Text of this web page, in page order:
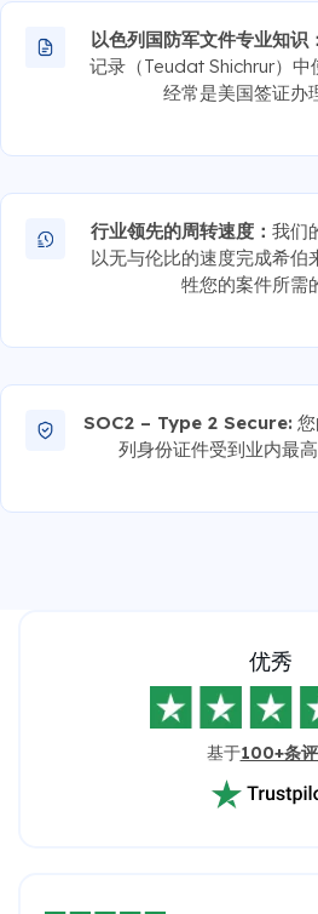
以色列国防军文件专业知识
记录（Teudat Shichrur）中
经常是美国签证办
行业领先的周转速度：我们
以无与伦比的速度完成希伯
牲您的案件所需
SOC2 – Type 2 Secure:
列身份证件受到业内最
优秀
基于100+条